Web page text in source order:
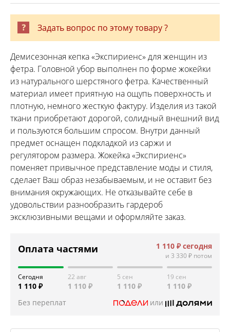
Задать вопрос по этому товару ?
Демисезонная кепка «Экспириенс» для женщин из
фетра. Головной убор выполнен по форме жокейки
из натурального шерстяного фетра. Качественный
материал имеет приятную на ощупь поверхность и
плотную, немного жесткую фактуру. Изделия из такой
ткани приобретают дорогой, солидный внешний вид
и пользуются большим спросом. Внутри данный
предмет оснащен подкладкой из саржи и
регулятором размера. Жокейка «Экспириенс»
поменяет привычное представление моды и стиля,
сделает Ваш образ незабываемым, и не оставит без
внимания окружающих. Не отказывайте себе в
удовольствии разнообразить гардероб
эксклюзивными вещами и оформляйте заказ.
Оплата частями 1 110 ₽ сегодня
и 3 330 ₽ потом
Сегодня
1 110 ₽
22 авг
1 110 ₽
5 сен
1 110 ₽
19 сен
1 110 ₽
Без переплат
или